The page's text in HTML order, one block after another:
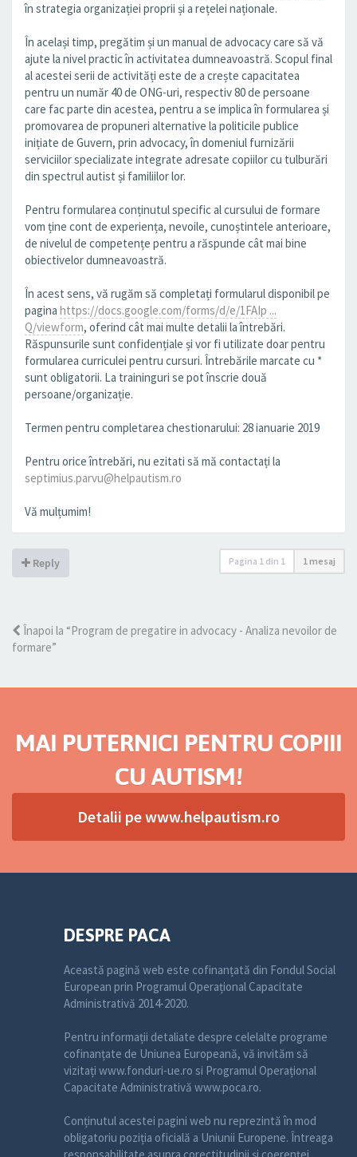
în strategia organizației proprii și a rețelei naționale.
În același timp, pregătim și un manual de advocacy care să vă
ajute la nivel practic în activitatea dumneavoastră. Scopul final
al acestei serii de activități este de a crește capacitatea
pentru un număr 40 de ONG-uri, respectiv 80 de persoane
care fac parte din acestea, pentru a se implica în formularea și
promovarea de propuneri alternative la politicile publice
inițiate de Guvern, prin advocacy, în domeniul furnizării
serviciilor specializate integrate adresate copiilor cu tulburări
din spectrul autist și familiilor lor.
Pentru formularea conținutul specific al cursului de formare
vom ține cont de experiența, nevoile, cunoștintele anterioare,
de nivelul de competențe pentru a răspunde cât mai bine
obiectivelor dumneavoastră.
În acest sens, vă rugăm să completați formularul disponibil pe
pagina https://docs.google.com/forms/d/e/1FAIp ...
Q/viewform, oferind cât mai multe detalii la întrebări.
Răspunsurile sunt confidențiale și vor fi utilizate doar pentru
formularea curriculei pentru cursuri. Întrebările marcate cu *
sunt obligatorii. La traininguri se pot înscrie două
persoane/organizație.
Termen pentru completarea chestionarului: 28 ianuarie 2019
Pentru orice întrebări, nu ezitati să mă contactați la
septimius.parvu@helpautism.ro
Vă mulțumim!
Reply Pagina 1 din 1 1 mesaj
Înapoi la “Program de pregatire in advocacy - Analiza nevoilor de
formare”
MAI PUTERNICI PENTRU COPIII
CU AUTISM!
Detalii pe www.helpautism.ro
DESPRE PACA
Această pagină web este cofinanțată din Fondul Social
European prin Programul Operațional Capacitate
Administrativă 2014-2020.
Pentru informații detaliate despre celelalte programe
cofinanțate de Uniunea Europeană, vă invităm să
vizitați www.fonduri-ue.ro si Programul Operațional
Capacitate Administrativă www.poca.ro.
Conținutul acestei pagini web nu reprezintă în mod
obligatoriu poziția oficială a Uniunii Europene. Întreaga